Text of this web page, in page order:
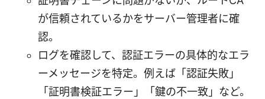
が信頼されているかをサーバー管理者に確
認。
ログを確認して、認証エラーの具体的なエラ
ーメッセージを特定。例えば「認証失敗」
「証明書検証エラー」「鍵の不一致」など。